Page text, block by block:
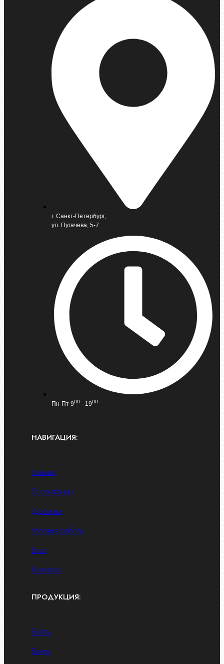
г. Санкт-Петербург,
ул. Пугачева, 5-7
Пн-Пт 900 - 1900
НАВИГАЦИЯ:
Главная
О компании
Доставка
Условия работы
Блог
Контакты
ПРОДУКЦИЯ:
Болты
Винты